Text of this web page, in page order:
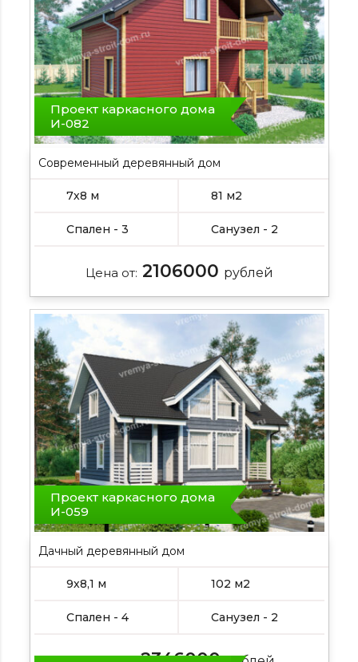
Проект каркасного дома
И-082
Современный деревянный дом
7х8 м 81 м2
Спален - 3 Санузел - 2
Цена от: 2106000 рублей
Проект каркасного дома
И-059
Дачный деревянный дом
9х8,1 м 102 м2
Спален - 4 Санузел - 2